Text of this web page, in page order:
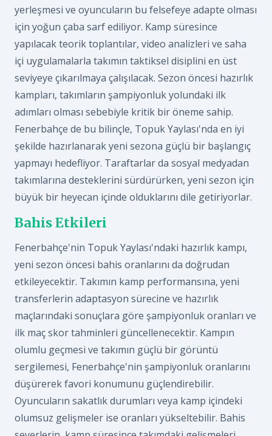
yerleşmesi ve oyuncuların bu felsefeye adapte olması
için yoğun çaba sarf ediliyor. Kamp süresince
yapılacak teorik toplantılar, video analizleri ve saha
içi uygulamalarla takımın taktiksel disiplini en üst
seviyeye çıkarılmaya çalışılacak. Sezon öncesi hazırlık
kampları, takımların şampiyonluk yolundaki ilk
adımları olması sebebiyle kritik bir öneme sahip.
Fenerbahçe de bu bilinçle, Topuk Yaylası'nda en iyi
şekilde hazırlanarak yeni sezona güçlü bir başlangıç
yapmayı hedefliyor. Taraftarlar da sosyal medyadan
takımlarına desteklerini sürdürürken, yeni sezon için
büyük bir heyecan içinde olduklarını dile getiriyorlar.
Bahis Etkileri
Fenerbahçe'nin Topuk Yaylası'ndaki hazırlık kampı,
yeni sezon öncesi bahis oranlarını da doğrudan
etkileyecektir. Takımın kamp performansına, yeni
transferlerin adaptasyon sürecine ve hazırlık
maçlarındaki sonuçlara göre şampiyonluk oranları ve
ilk maç skor tahminleri güncellenecektir. Kampın
olumlu geçmesi ve takımın güçlü bir görüntü
sergilemesi, Fenerbahçe'nin şampiyonluk oranlarını
düşürerek favori konumunu güçlendirebilir.
Oyuncuların sakatlık durumları veya kamp içindeki
olumsuz gelişmeler ise oranları yükseltebilir. Bahis